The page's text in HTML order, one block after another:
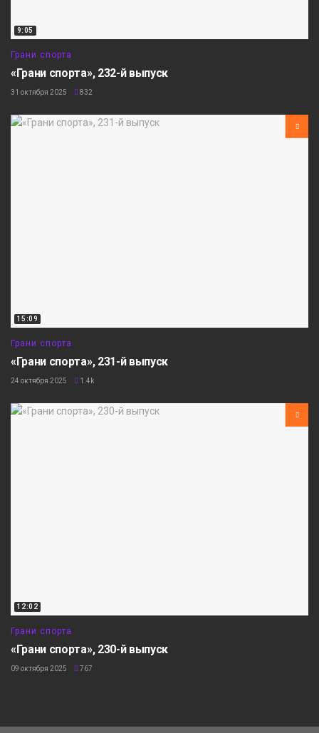
9:05
Грани спорта
«Грани спорта», 232-й выпуск
31 октября 2025 832
15:09
Грани спорта
«Грани спорта», 231-й выпуск
24 октября 2025 1.4k
12:02
Грани спорта
«Грани спорта», 230-й выпуск
09 октября 2025 767